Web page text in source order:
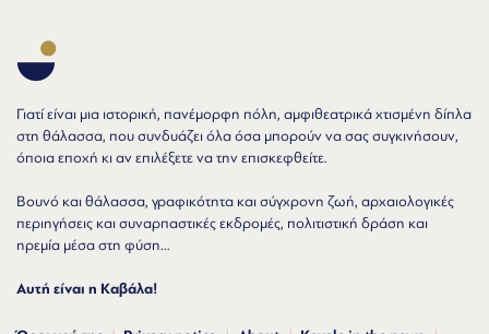
Γιατί είναι μια ιστορική, πανέμορφη πόλη, αμφιθεατρικά χτισμένη δίπλα
στη θάλασσα, που συνδυάζει όλα όσα μπορούν να σας συγκινήσουν,
όποια εποχή κι αν επιλέξετε να την επισκεφθείτε.
Βουνό και θάλασσα, γραφικότητα και σύγχρονη ζωή, αρχαιολογικές
περιηγήσεις και συναρπαστικές εκδρομές, πολιτιστική δράση και
ηρεμία μέσα στη φύση...
Αυτή είναι η Καβάλα!